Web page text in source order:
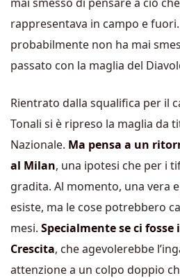
rappresentava in campo e
probabilmente non ha mai
passato con la maglia del
Rientrato dalla squalifica per il
Tonali si è ripreso la maglia da
Nazionale. Ma pensa a un
al Milan, una ipotesi che per i
gradita. Al momento, una vera
esiste, ma le cose potrebbero
mesi. Specialmente se ci
Crescita, che agevolerebbe
attenzione a un colpo doppio